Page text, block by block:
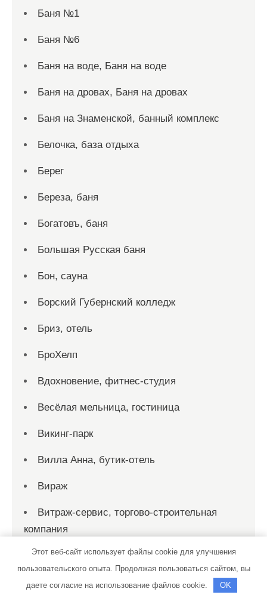
Баня №1
Баня №6
Баня на воде, Баня на воде
Баня на дровах, Баня на дровах
Баня на Знаменской, банный комплекс
Белочка, база отдыха
Берег
Береза, баня
Богатовъ, баня
Большая Русская баня
Бон, сауна
Борский Губернский колледж
Бриз, отель
БроХелп
Вдохновение, фитнес-студия
Весёлая мельница, гостиница
Викинг-парк
Вилла Анна, бутик-отель
Вираж
Витраж-сервис, торгово-строительная
компания
Владыкинские Бани
Водопад, сауна
Этот веб-сайт использует файлы cookie для улучшения
пользовательского опыта. Продолжая пользоваться сайтом, вы
даете согласие на использование файлов cookie.
OK